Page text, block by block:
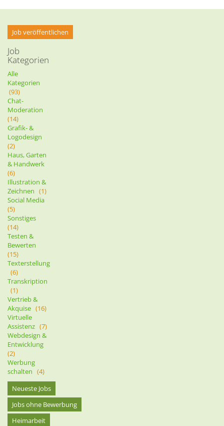
Job veröffentlichen
Job
Kategorien
Alle
Kategorien
(93)
Chat-
Moderation
(14)
Grafik- &
Logodesign
(2)
Haus, Garten
& Handwerk
(6)
Illustration &
Zeichnen (1)
Social Media
(5)
Sonstiges
(14)
Testen &
Bewerten
(15)
Texterstellung
(6)
Transkription
(1)
Vertrieb &
Akquise (16)
Virtuelle
Assistenz (7)
Webdesign &
Entwicklung
(2)
Werbung
schalten (4)
Neueste Jobs
Jobs ohne Bewerbung
Heimarbeit